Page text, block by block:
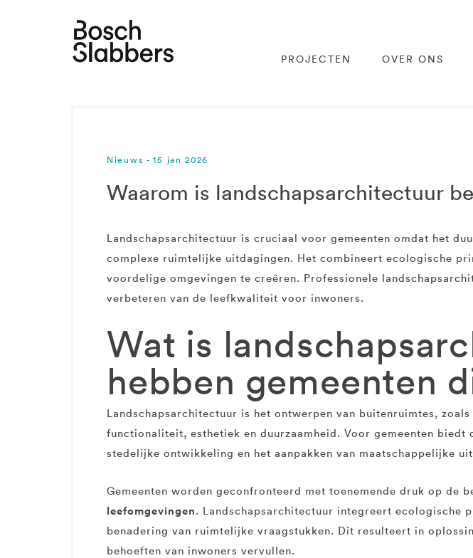
PROJECTEN OVER ONS
Nieuws - 15 jan 2026
Waarom is landschapsarchitectuur
Landschapsarchitectuur is cruciaal voor gemeenten omdat het
complexe ruimtelijke uitdagingen. Het combineert ecologische
voordelige omgevingen te creëren. Professionele
verbeteren van de leefkwaliteit voor inwoners.
Wat is
hebben gemeenten
Landschapsarchitectuur is het ontwerpen van buitenruimtes,
functionaliteit, esthetiek en duurzaamheid. Voor gemeenten
stedelijke ontwikkeling en het aanpakken van maatschappelijke
Gemeenten worden geconfronteerd met toenemende druk op de
leefomgevingen. Landschapsarchitectuur integreert ecologische
benadering van ruimtelijke vraagstukken. Dit resulteert in
behoeften van inwoners vervullen.